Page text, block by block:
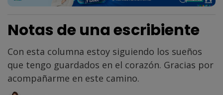
Notas de una escribiente
Con esta columna estoy siguiendo los sueños
que tengo guardados en el corazón. Gracias por
acompañarme en este camino.